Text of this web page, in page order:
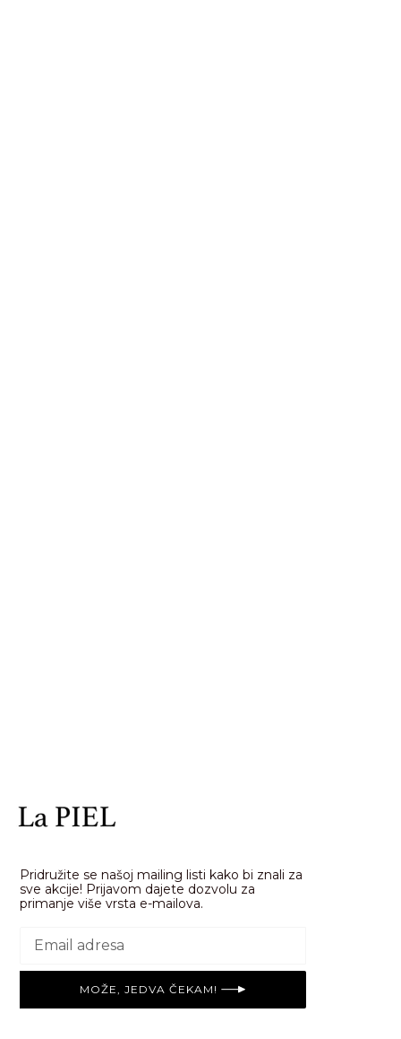
Pridružite se našoj mailing listi kako bi znali za
sve akcije! Prijavom dajete dozvolu za
primanje više vrsta e-mailova.
MOŽE, JEDVA ČEKAM!